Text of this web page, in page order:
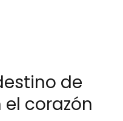
de
corazón